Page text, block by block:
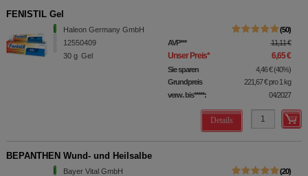
FENISTIL Gel
Haleon Germany GmbH
12550409
30 g Gel
50
AVP*** 11,11 €
Unser Preis* 6,65 €
Sie sparen 4,46 € (40%)
Grundpreis
221,67 €pro 1 kg
verw. bis*****:
04/2027
Details
BEPANTHEN Wund- und Heilsalbe
Bayer Vital GmbH
20